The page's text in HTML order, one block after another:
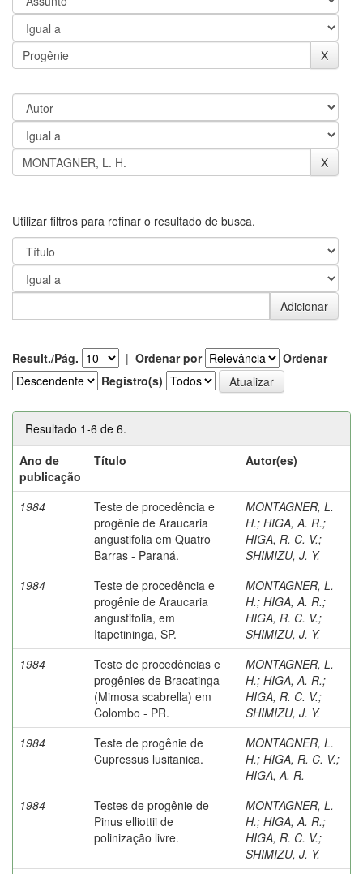
Utilizar filtros para refinar o resultado de busca.
Result./Pág. | Ordenar por
Ordenar
Registro(s)
Resultado 1-6 de 6.
Ano de
publicação
Título Autor(es)
1984
Teste de procedência e
progênie de Araucaria
angustifolia em Quatro
Barras - Paraná.
MONTAGNER, L.
H.; HIGA, A. R.;
HIGA, R. C. V.;
SHIMIZU, J. Y.
1984
Teste de procedência e
progênie de Araucaria
angustifolia, em
Itapetininga, SP.
MONTAGNER, L.
H.; HIGA, A. R.;
HIGA, R. C. V.;
SHIMIZU, J. Y.
1984
Teste de procedências e
progênies de Bracatinga
(Mimosa scabrella) em
Colombo - PR.
MONTAGNER, L.
H.; HIGA, A. R.;
HIGA, R. C. V.;
SHIMIZU, J. Y.
1984
Teste de progênie de
Cupressus lusitanica.
MONTAGNER, L.
H.; HIGA, R. C. V.;
HIGA, A. R.
1984
Testes de progênie de
Pinus elliottii de
polinização livre.
MONTAGNER, L.
H.; HIGA, A. R.;
HIGA, R. C. V.;
SHIMIZU, J. Y.